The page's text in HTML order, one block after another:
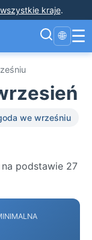
kraje.
🌐 ☰
we wrześniu
podstawie 27